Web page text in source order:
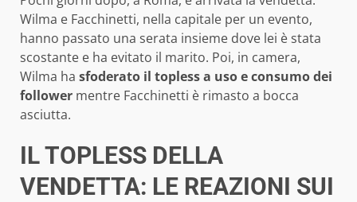
Wilma e Facchinetti, nella capitale per un evento,
hanno passato una serata insieme dove lei è stata
scostante e ha evitato il marito. Poi, in camera,
Wilma ha sfoderato il topless a uso e consumo dei
follower mentre Facchinetti è rimasto a bocca
asciutta.
IL TOPLESS DELLA
VENDETTA: LE REAZIONI SUI